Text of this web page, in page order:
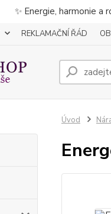
✨ Energie, harmonie a
REKLAMAČNÍ ŘÁD
Úvod